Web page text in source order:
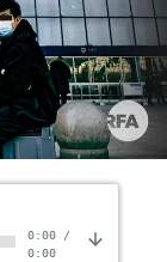
0:00/
0:00